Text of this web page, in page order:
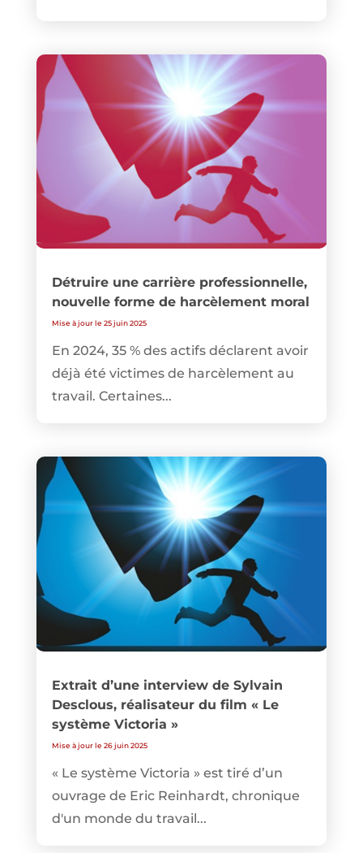
Détruire une carrière professionnelle,
nouvelle forme de harcèlement moral
Mise à jour le 25 juin 2025
En 2024, 35 % des actifs déclarent avoir
déjà été victimes de harcèlement au
travail. Certaines...
Extrait d’une interview de Sylvain
Desclous, réalisateur du film « Le
système Victoria »
Mise à jour le 26 juin 2025
« Le système Victoria » est tiré d’un
ouvrage de Eric Reinhardt, chronique
d'un monde du travail...